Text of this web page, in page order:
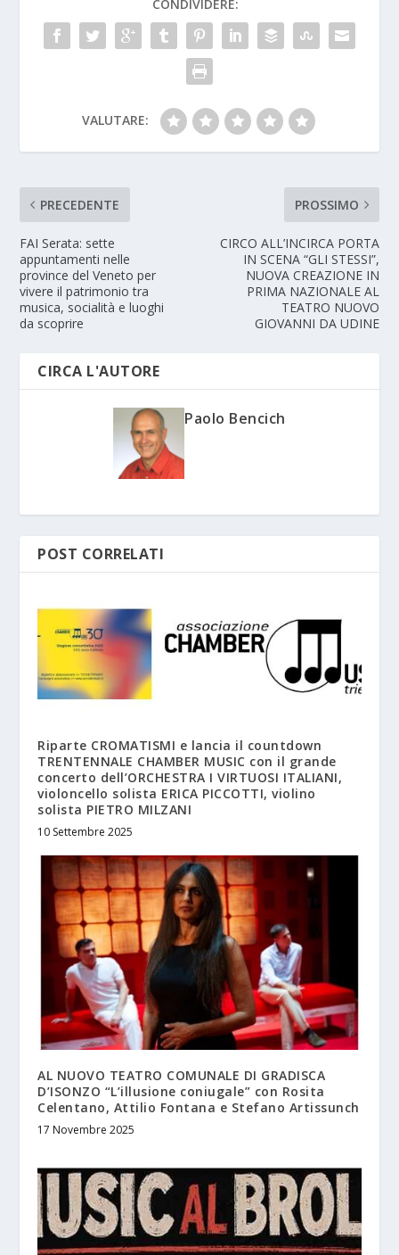
CONDIVIDERE:
VALUTARE:
PRECEDENTE
FAI Serata: sette
appuntamenti nelle
province del Veneto per
vivere il patrimonio tra
musica, socialità e luoghi
da scoprire
PROSSIMO
CIRCO ALL’INCIRCA PORTA
IN SCENA “GLI STESSI”,
NUOVA CREAZIONE IN
PRIMA NAZIONALE AL
TEATRO NUOVO
GIOVANNI DA UDINE
CIRCA L'AUTORE
Paolo Bencich
POST CORRELATI
Riparte CROMATISMI e lancia il countdown
TRENTENNALE CHAMBER MUSIC con il grande
concerto dell’ORCHESTRA I VIRTUOSI ITALIANI,
violoncello solista ERICA PICCOTTI, violino
solista PIETRO MILZANI
10 Settembre 2025
AL NUOVO TEATRO COMUNALE DI GRADISCA
D’ISONZO “L’illusione coniugale” con Rosita
Celentano, Attilio Fontana e Stefano Artissunch
17 Novembre 2025